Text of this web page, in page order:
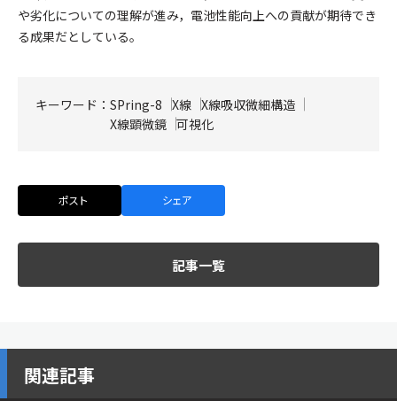
や劣化についての理解が進み，電池性能向上への貢献が期待でき
る成果だとしている。
キーワード： SPring-8 X線 X線吸収微細構造
X線顕微鏡 可視化
ポスト シェア
記事一覧
関連記事